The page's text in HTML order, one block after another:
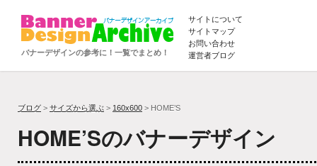
バナーデザインの参考に！一覧でまとめ！
サイトについて
サイトマップ
お問い合わせ
運営者ブログ
ブログ > サイズから選ぶ > 160x600 > HOME’S
HOME’Sのバナーデザイン